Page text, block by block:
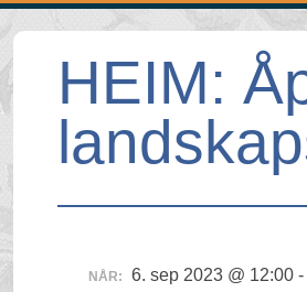
HEIM:
NÅR: 6. sep 2023 @ 12:00